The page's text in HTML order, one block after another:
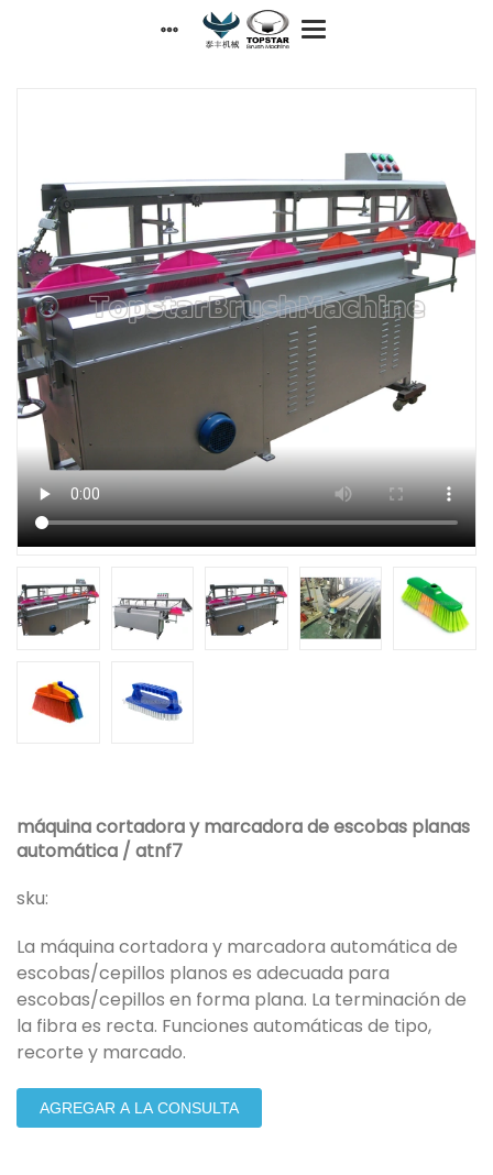
máquina cortadora y marcadora de escobas planas
automática / atnf7
sku:
La máquina cortadora y marcadora automática de
escobas/cepillos planos es adecuada para
escobas/cepillos en forma plana. La terminación de
la fibra es recta. Funciones automáticas de tipo,
recorte y marcado.
AGREGAR A LA CONSULTA